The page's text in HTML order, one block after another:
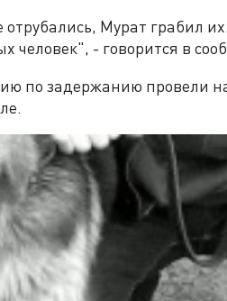
Мурат грабил
человек", - говорится в
по задержанию провели